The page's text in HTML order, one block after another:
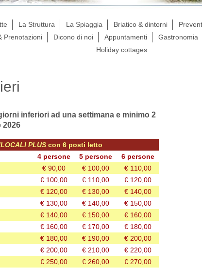
La Struttura La Spiaggia Briatico & dintorni
Prenotazioni Dicono di noi Appuntamenti Gastronomia
Holiday cottages
inferiori ad una settimana e minimo 2
2026
PLUScon 6 posti letto
4 persone
5 persone
6 persone
€ 90,00 € 100,00
€ 110,00
€ 100,00 € 110,00
€ 120,00
€ 120,00 € 130,00
€ 140,00
€ 130,00 € 140,00
€ 150,00
€ 140,00 € 150,00
€ 160,00
€ 160,00 € 170,00
€ 180,00
€ 180,00 € 190,00
€ 200,00
€ 200,00 € 210,00
€ 220,00
€ 250,00 € 260,00
€ 270,00